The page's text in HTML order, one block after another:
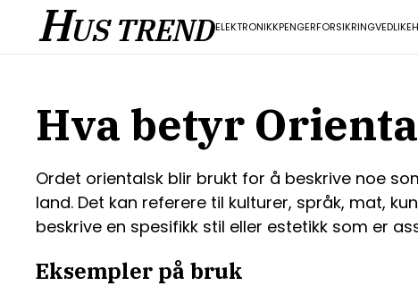
HUS TRENDELEKTRONIKKPENGERFORSIKRING
Hva betyr
Ordet orientalsk blir brukt for å beskrive noe
land. Det kan referere til kulturer, språk, mat,
beskrive en spesifikk stil eller estetikk som er
Eksempler på bruk